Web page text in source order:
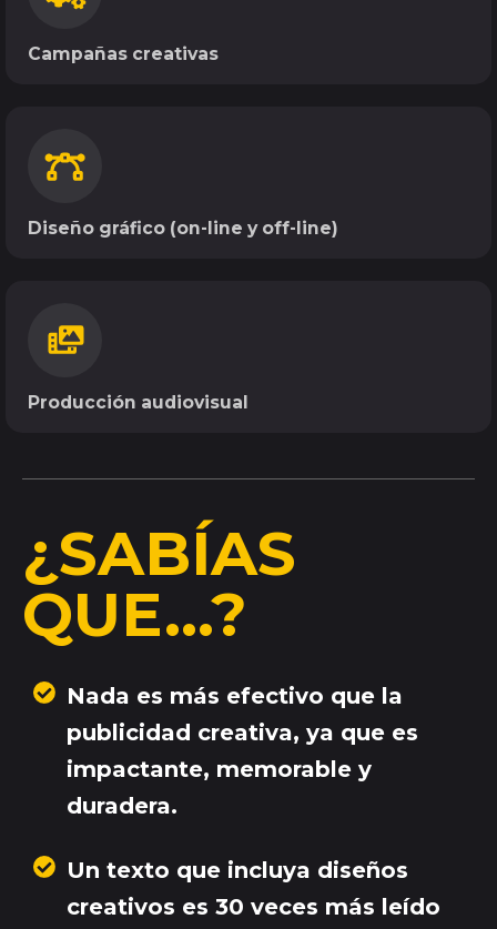
Campañas creativas
Diseño gráfico (on-line y off-line)
Producción audiovisual
¿SABÍAS
QUE…?
Nada es más efectivo que la
publicidad creativa, ya que es
impactante, memorable y
duradera.
Un texto que incluya diseños
creativos es 30 veces más leído